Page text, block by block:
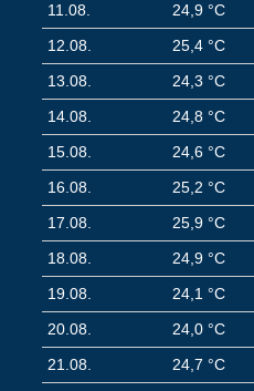
11.08.
24,9 °C
12.08.
25,4 °C
13.08.
24,3 °C
14.08.
24,8 °C
15.08.
24,6 °C
16.08.
25,2 °C
17.08.
25,9 °C
18.08.
24,9 °C
19.08.
24,1 °C
20.08.
24,0 °C
21.08.
24,7 °C